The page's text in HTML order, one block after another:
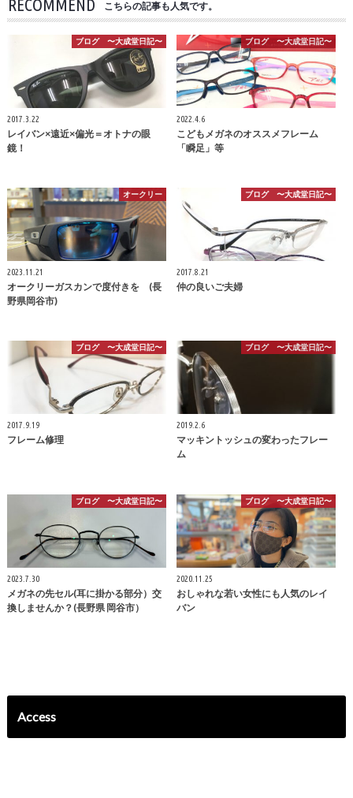
RECOMMEND こちらの記事も人気です。
ブログ 〜大成堂日記〜
2017.3.22
レイバン×遠近×偏光＝オトナの眼
鏡！
ブログ 〜大成堂日記〜
2022.4.6
こどもメガネのオススメフレーム
「瞬足」等
オークリー
2023.11.21
オークリーガスカンで度付きを (長
野県岡谷市)
ブログ 〜大成堂日記〜
2017.8.21
仲の良いご夫婦
ブログ 〜大成堂日記〜
2017.9.19
フレーム修理
ブログ 〜大成堂日記〜
2019.2.6
マッキントッシュの変わったフレー
ム
ブログ 〜大成堂日記〜
2023.7.30
メガネの先セル(耳に掛かる部分）交
換しませんか？(長野県 岡谷市）
ブログ 〜大成堂日記〜
2020.11.25
おしゃれな若い女性にも人気のレイ
バン
Access